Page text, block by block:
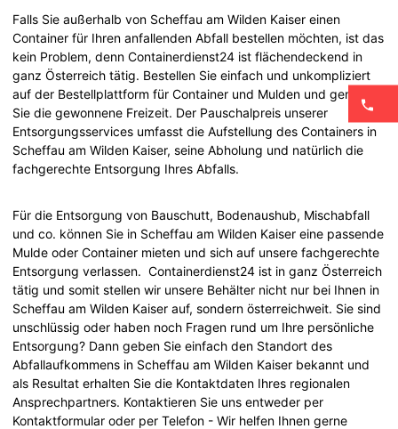
Falls Sie außerhalb von Scheffau am Wilden Kaiser einen
Container für Ihren anfallenden Abfall bestellen möchten, ist das
kein Problem, denn Containerdienst24 ist flächendeckend in
ganz Österreich tätig. Bestellen Sie einfach und unkompliziert
auf der Bestellplattform für Container und Mulden und genießen
Sie die gewonnene Freizeit. Der Pauschalpreis unserer
Entsorgungsservices umfasst die Aufstellung des Containers in
Scheffau am Wilden Kaiser, seine Abholung und natürlich die
fachgerechte Entsorgung Ihres Abfalls.
Für die Entsorgung von Bauschutt, Bodenaushub, Mischabfall
und co. können Sie in Scheffau am Wilden Kaiser eine passende
Mulde oder Container mieten und sich auf unsere fachgerechte
Entsorgung verlassen. Containerdienst24 ist in ganz Österreich
tätig und somit stellen wir unsere Behälter nicht nur bei Ihnen in
Scheffau am Wilden Kaiser auf, sondern österreichweit. Sie sind
unschlüssig oder haben noch Fragen rund um Ihre persönliche
Entsorgung? Dann geben Sie einfach den Standort des
Abfallaufkommens in Scheffau am Wilden Kaiser bekannt und
als Resultat erhalten Sie die Kontaktdaten Ihres regionalen
Ansprechpartners. Kontaktieren Sie uns entweder per
Kontaktformular oder per Telefon - Wir helfen Ihnen gerne